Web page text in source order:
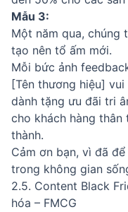
Mẫu 3:
Một năm qua, chúng
tạo nên tổ ấm mới.
Mỗi bức ảnh
[Tên thương hiệu]
dành tặng ưu đãi tri
cho khách hàng
thành.
Cảm ơn bạn, vì đã
trong không gian
2.5. Content Black
hóa – FMCG